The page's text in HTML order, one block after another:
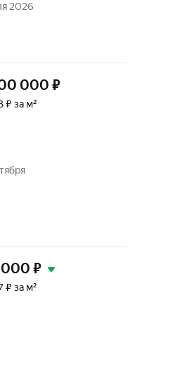
2026
000 ₽
₽ за м²
₽
₽ за м²